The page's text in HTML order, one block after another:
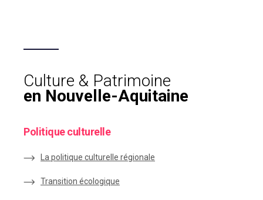
Culture & Patrimoine
en Nouvelle-Aquitaine
Politique culturelle
La politique culturelle régionale
Transition écologique